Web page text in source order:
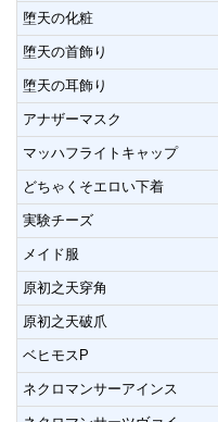
堕天の化粧
堕天の首飾り
堕天の耳飾り
アナザーマスク
マッハフライトキャップ
どちゃくそエロい下着
実験チーズ
メイド服
原初之天穿角
原初之天破爪
ベヒモスP
ネクロマンサーアインス